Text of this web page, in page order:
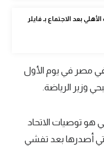
بعد الاجتماع بـ فايلر
مصر في يوم الأول
الرياضة.
هو توصيات الاتحاد
أصدرها بعد تفشي